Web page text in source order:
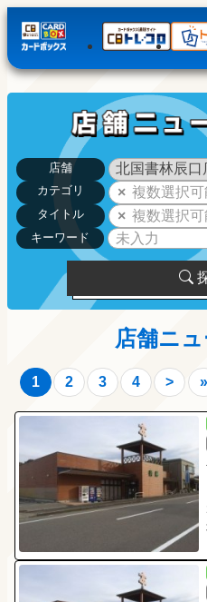
店舗
カテゴリ
複数選択可
タイトル 複数選択可
キーワード
店舗ニ
1 2 3 4 > »